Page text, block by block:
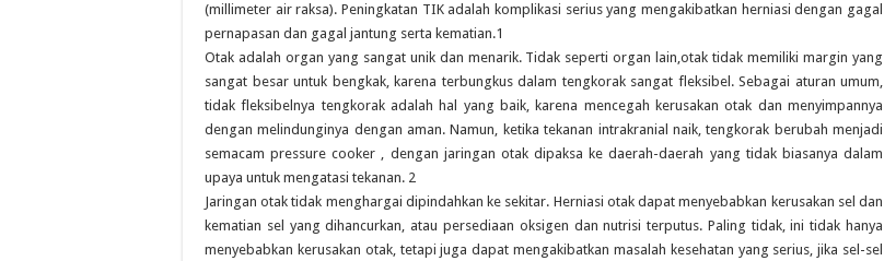
(millimeter air raksa). Peningkatan TIK adalah komplikasi serius yang mengakibatkan herniasi dengan gagal
pernapasan dan gagal jantung serta kematian.1
Otak adalah organ yang sangat unik dan menarik. Tidak seperti organ lain,otak tidak memiliki margin yang
sangat besar untuk bengkak, karena terbungkus dalam tengkorak sangat fleksibel. Sebagai aturan umum,
tidak fleksibelnya tengkorak adalah hal yang baik, karena mencegah kerusakan otak dan menyimpannya
dengan melindunginya dengan aman. Namun, ketika tekanan intrakranial naik, tengkorak berubah menjadi
semacam pressure cooker , dengan jaringan otak dipaksa ke daerah-daerah yang tidak biasanya dalam
upaya untuk mengatasi tekanan. 2
Jaringan otak tidak menghargai dipindahkan ke sekitar. Herniasi otak dapat menyebabkan kerusakan sel dan
kematian sel yang dihancurkan, atau persediaan oksigen dan nutrisi terputus. Paling tidak, ini tidak hanya
menyebabkan kerusakan otak, tetapi juga dapat mengakibatkan masalah kesehatan yang serius, jika sel-sel